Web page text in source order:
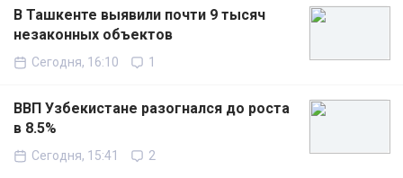
В Ташкенте выявили почти 9 тысяч
незаконных объектов
Сегодня, 16:10 1
ВВП Узбекистане разогнался до роста
в 8.5%
Сегодня, 15:41 2